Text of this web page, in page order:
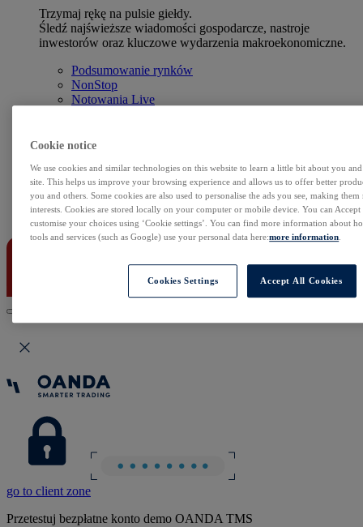
Trzymaj rękę na pulsie giełdy.
Śledź najświeższe wiadomości gospodarcze, nastroje
inwestorów oraz kluczowe wydarzenia makroekonomiczne.
Podsumowanie rynków
NonStop
Notowania Live
Kalendarz rynkowy
Sentyment Klientów
Rolowania
Kontakt
go to client zone
Przetestuj bezpłatne konto demo OANDA TMS
Cookie notice
We use cookies and similar technologies on this website to learn a little bit about you
site. This helps us improve your browsing experience and allows us to offer better
you and others. Some cookies are also used to personalise the ads you see, making
interests. Cookies are stored locally on your computer or mobile device. You can
customise your choices using ‘Cookie settings’. You can find more information about
tools and services (such as Google) use your personal data here:more information.
Cookies Settings Accept All Cookies